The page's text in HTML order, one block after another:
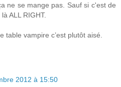
ne se mange pas. Sauf si c'est de
ALL RIGHT.
table vampire c’est plutôt aisé.
2012 à 15:50